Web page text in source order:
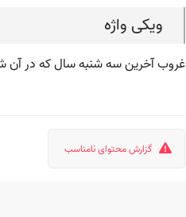
ویکی واژه
غروب آخرین سه شنبه سال که در آن
گزارش محتوای نامناسب